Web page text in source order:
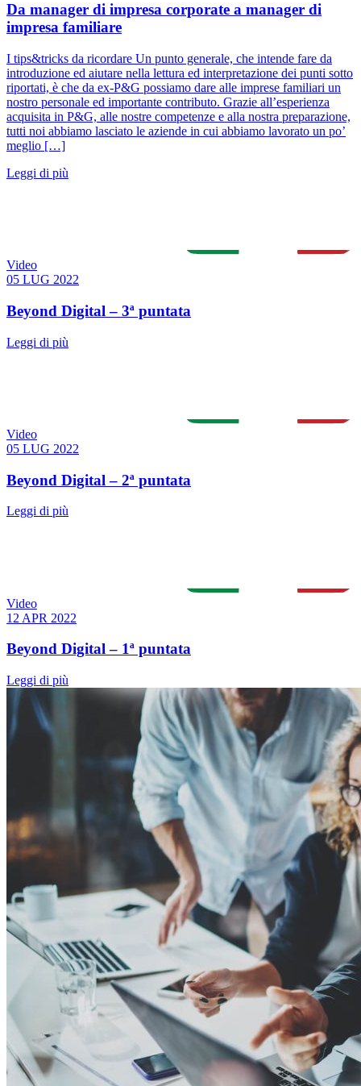
Da manager di impresa corporate a manager di
impresa familiare
I tips&tricks da ricordare Un punto generale, che intende fare da
introduzione ed aiutare nella lettura ed interpretazione dei punti sotto
riportati, è che da ex-P&G possiamo dare alle imprese familiari un
nostro personale ed importante contributo. Grazie all’esperienza
acquisita in P&G, alle nostre competenze e alla nostra preparazione,
tutti noi abbiamo lasciato le aziende in cui abbiamo lavorato un po’
meglio […]
Leggi di più
Video
05 LUG 2022
Beyond Digital – 3ª puntata
Leggi di più
Video
05 LUG 2022
Beyond Digital – 2ª puntata
Leggi di più
Video
12 APR 2022
Beyond Digital – 1ª puntata
Leggi di più